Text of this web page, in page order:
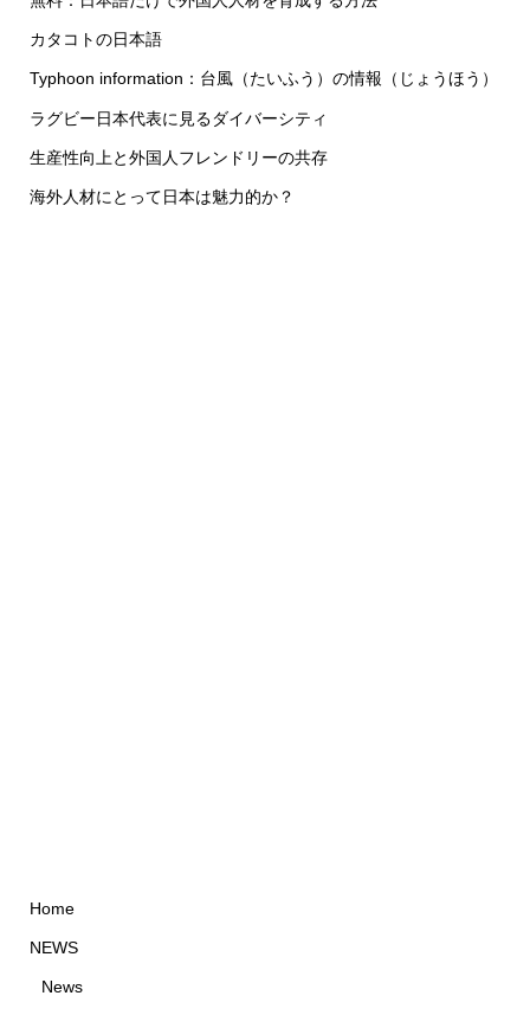
カタコトの日本語
Typhoon information：台風（たいふう）の情報（じょうほう）
ラグビー日本代表に見るダイバーシティ
生産性向上と外国人フレンドリーの共存
海外人材にとって日本は魅力的か？
Home
NEWS
News